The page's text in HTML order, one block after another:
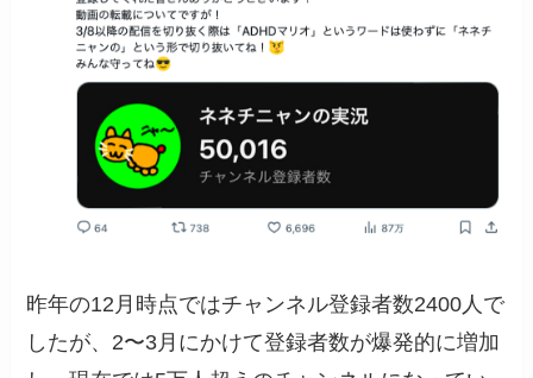
昨年の12月時点ではチャンネル登録者数2400人で
したが、2〜3月にかけて登録者数が爆発的に増加